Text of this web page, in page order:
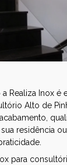
Realiza Inox é
Alto de
residência
para